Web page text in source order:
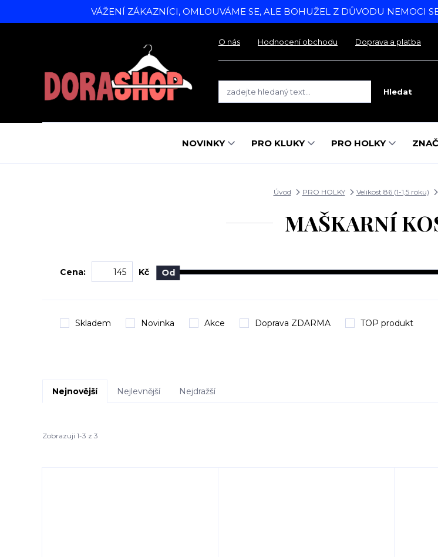
VÁŽENÍ ZÁKAZNÍCI, OMLOUVÁME SE, ALE BOHUŽEL Z DŮVODU NEMOCI
O nás Hodnocení obchodu Doprava a platba
Hledat
NOVINKY PRO KLUKY PRO HOLKY
Úvod PRO HOLKY Velikost 86 (1-1,5 roku)
MAŠKARNÍ
Cena: Kč Od
Skladem Novinka Akce Doprava ZDARMA TOP produkt
Nejnovější Nejlevnější Nejdražší
Zobrazuji 1-3 z 3